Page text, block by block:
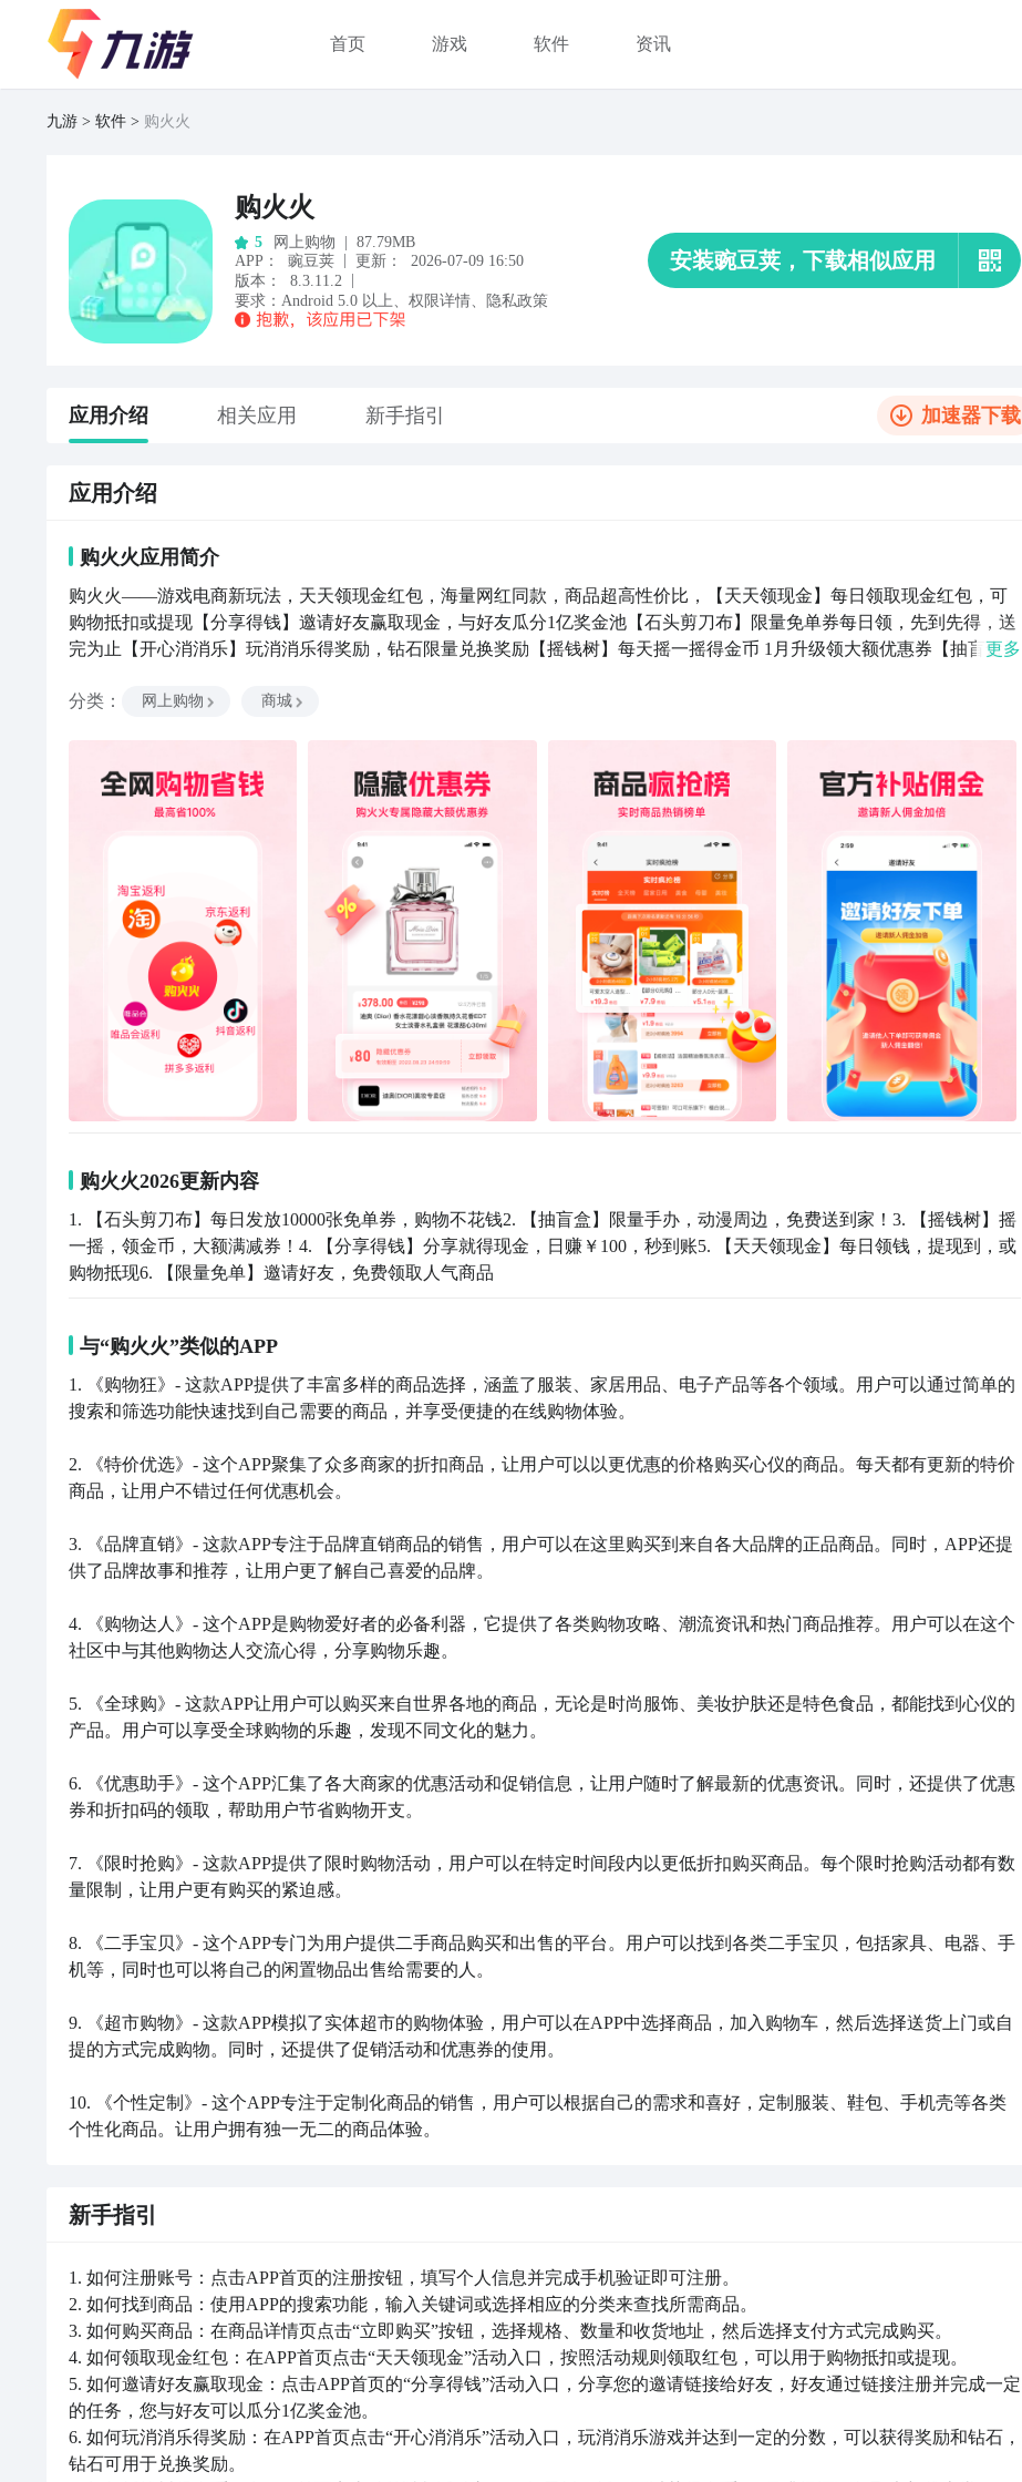
首页 游戏 软件 资讯
九游 软件 购火火
购火火
5 网上购物 | 87.79MB
APP ： 豌豆荚 | 更新：
2026-07-09 16:50
版本：
8.3.11.2
|
要求： Android 5.0 以上 权限详情 隐私政策
安装豌豆荚，下载相似应用
应用介绍 相关应用 新手指引 加速器下载
应用介绍
购火火应用简介
购火火——游戏电商新玩法，天天领现金红包，海量网红同款，商品超高性价比，【天天领现金】每日领取现金红包，可
购物抵扣或提现【分享得钱】邀请好友赢取现金，与好友瓜分1亿奖金池【石头剪刀布】限量免单券每日领，先到先得，送
完为止【开心消消乐】玩消消乐得奖励，钻石限量兑换奖励【摇钱树】每天摇一摇得金币 1月升级领大额优惠券【抽盲盒】
品，邀请好友一起免费拿【更多玩法】正在袭来...目前，购火火已有日用百货、休闲零食、家用电器、女装、男装、鞋靴、
品、苏宁等电商平台进行比价。--更多好玩休闲游戏新型游戏社交电商平台，更多社交休闲游戏玩法。体验优惠购物，享受
更多欢乐。平台每日发放限量免单优惠券，邀请家人好友一起玩游戏更易获得免单名额。--便宜好货性价比官方精选货源来
自广州江浙一带品牌商，商品质量品质可靠、商品性价比极优。--官方保障不怕退货源经过层层筛选，官方品质保障，假货
全额赔偿，不满意7天内可退可换。--功能完善体验好满足各项需求，商品搜索、浏览、评价、购买、订单在线支付、订单
查询、物流查询、退换货、收藏、关注等各项功能良好。每一次更新只为给你更好体验，更多快乐，更低价格。你的肯定
是我们莫大的动力和支持~麻烦五星好评！欢迎推荐给亲朋好友~推荐成功好友关系默认绑定，后续我们也会开放推荐有奖
等玩法。【联系我们/意见反馈】：lequgouvip2QQ： 1650237965邮箱：nzz2018@qq.com
更多
分类 ： 网上购物 商城
购火火2026更新内容
1. 【石头剪刀布】每日发放10000张免单券，购物不花钱2. 【抽盲盒】限量手办，动漫周边，免费送到家！3. 【摇钱树】摇
一摇，领金币，大额满减券！4. 【分享得钱】分享就得现金，日赚￥100，秒到账5. 【天天领现金】每日领钱，提现到，或
购物抵现6. 【限量免单】邀请好友，免费领取人气商品
与“购火火”类似的APP
1. 《购物狂》- 这款APP提供了丰富多样的商品选择，涵盖了服装、家居用品、电子产品等各个领域。用户可以通过简单的
搜索和筛选功能快速找到自己需要的商品，并享受便捷的在线购物体验。
2. 《特价优选》- 这个APP聚集了众多商家的折扣商品，让用户可以以更优惠的价格购买心仪的商品。每天都有更新的特价
商品，让用户不错过任何优惠机会。
3. 《品牌直销》- 这款APP专注于品牌直销商品的销售，用户可以在这里购买到来自各大品牌的正品商品。同时，APP还提
供了品牌故事和推荐，让用户更了解自己喜爱的品牌。
4. 《购物达人》- 这个APP是购物爱好者的必备利器，它提供了各类购物攻略、潮流资讯和热门商品推荐。用户可以在这个
社区中与其他购物达人交流心得，分享购物乐趣。
5. 《全球购》- 这款APP让用户可以购买来自世界各地的商品，无论是时尚服饰、美妆护肤还是特色食品，都能找到心仪的
产品。用户可以享受全球购物的乐趣，发现不同文化的魅力。
6. 《优惠助手》- 这个APP汇集了各大商家的优惠活动和促销信息，让用户随时了解最新的优惠资讯。同时，还提供了优惠
券和折扣码的领取，帮助用户节省购物开支。
7. 《限时抢购》- 这款APP提供了限时购物活动，用户可以在特定时间段内以更低折扣购买商品。每个限时抢购活动都有数
量限制，让用户更有购买的紧迫感。
8. 《二手宝贝》- 这个APP专门为用户提供二手商品购买和出售的平台。用户可以找到各类二手宝贝，包括家具、电器、手
机等，同时也可以将自己的闲置物品出售给需要的人。
9. 《超市购物》- 这款APP模拟了实体超市的购物体验，用户可以在APP中选择商品，加入购物车，然后选择送货上门或自
提的方式完成购物。同时，还提供了促销活动和优惠券的使用。
10. 《个性定制》- 这个APP专注于定制化商品的销售，用户可以根据自己的需求和喜好，定制服装、鞋包、手机壳等各类
个性化商品。让用户拥有独一无二的商品体验。
新手指引
1. 如何注册账号：点击APP首页的注册按钮，填写个人信息并完成手机验证即可注册。
2. 如何找到商品：使用APP的搜索功能，输入关键词或选择相应的分类来查找所需商品。
3. 如何购买商品：在商品详情页点击“立即购买”按钮，选择规格、数量和收货地址，然后选择支付方式完成购买。
4. 如何领取现金红包：在APP首页点击“天天领现金”活动入口，按照活动规则领取红包，可以用于购物抵扣或提现。
5. 如何邀请好友赢取现金：点击APP首页的“分享得钱”活动入口，分享您的邀请链接给好友，好友通过链接注册并完成一定
的任务，您与好友可以瓜分1亿奖金池。
6. 如何玩消消乐得奖励：在APP首页点击“开心消消乐”活动入口，玩消消乐游戏并达到一定的分数，可以获得奖励和钻石，
钻石可用于兑换奖励。